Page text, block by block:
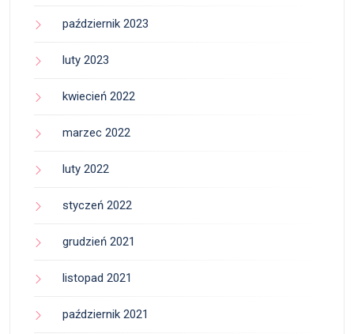
październik 2023
luty 2023
kwiecień 2022
marzec 2022
luty 2022
styczeń 2022
grudzień 2021
listopad 2021
październik 2021